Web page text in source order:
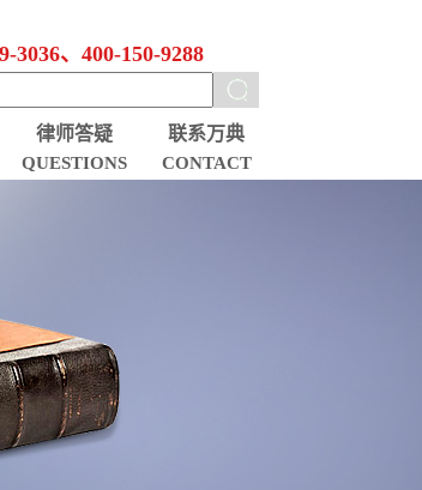
3036、400-150-9288
律师答疑
QUESTIONS
联系万典
CONTACT